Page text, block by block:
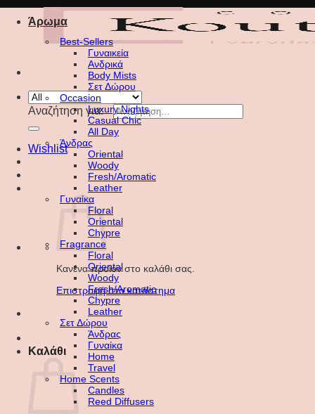
Αναζήτηση για:
Wishlist
Κανένα προϊόν στο καλάθι σας.
Επιστροφή στο κατάστημα
Καλάθι
Άρωμα
Best-Sellers
Γυναικεία
Ανδρικά
Body Mists
Σετ Δώρου
Occasion
Luxury Nights
Casual Chic
All Day
Άνδρας
Oriental
Woody
Fresh/Aromatic
Leather
Γυναίκα
Floral
Oriental
Chypre
Fragrance
Floral
Oriental
Woody
Fresh/Aromatic
Chypre
Leather
Σετ Δώρου
Άνδρας
Γυναίκα
Home
Travel
Home Scents
Candles
Reed Diffusers